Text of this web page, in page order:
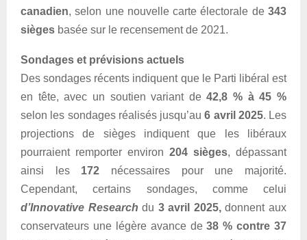
canadien, selon une nouvelle carte électorale de 343
sièges basée sur le recensement de 2021.
Sondages et prévisions actuels
Des sondages récents indiquent que le Parti libéral est
en tête, avec un soutien variant de42,8 % à 45 %
selon les sondages réalisés jusqu’au6 avril 2025. Les
projections de sièges indiquent que les libéraux
pourraient remporter environ 204 sièges, dépassant
ainsi les 172 nécessaires pour une majorité.
Cependant, certains sondages, comme celui
d’Innovative Research du 3 avril 2025,donnent aux
conservateurs une légère avance de38 % contre 37